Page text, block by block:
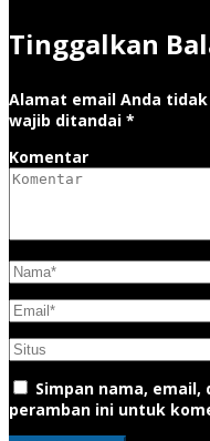
Tinggalkan
Alamat email Anda
wajib ditandai *
Komentar
Simpan nama, email,
peramban ini untuk